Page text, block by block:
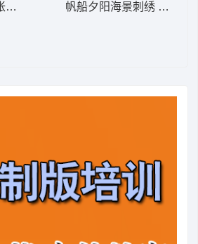
篷与山脉——观星自然-DS
帆船夕阳海景刺绣 帆船